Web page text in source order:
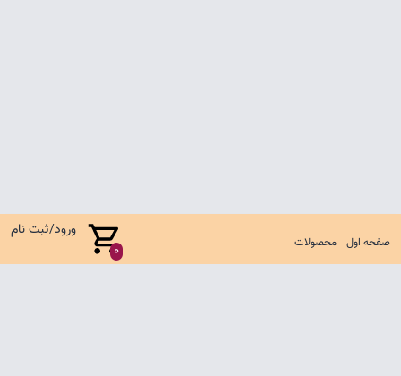
صفحه اول محصولات 0
ورود/ثبت نام